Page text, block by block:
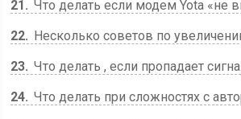
21
Что делать если модем Yota «не
22
Несколько советов по
23 Что делать , если пропадает
24 Что делать при сложностях с